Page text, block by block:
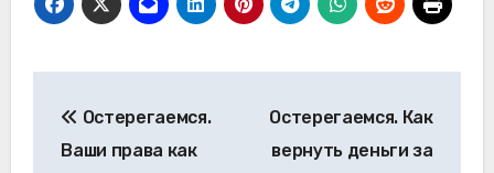
по
Остерегаемся.
Ваши права как
Остерегаемся. Как
вернуть деньги за